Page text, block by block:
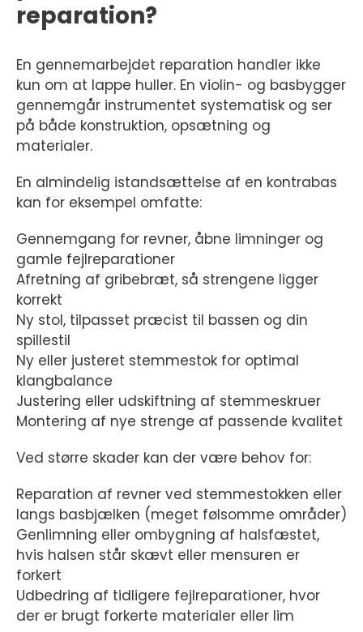
reparation?
En gennemarbejdet reparation handler ikke
kun om at lappe huller. En violin- og basbygger
gennemgår instrumentet systematisk og ser
på både konstruktion, opsætning og
materialer.
En almindelig istandsættelse af en kontrabas
kan for eksempel omfatte:
Gennemgang for revner, åbne limninger og
gamle fejlreparationer
Afretning af gribebræt, så strengene ligger
korrekt
Ny stol, tilpasset præcist til bassen og din
spillestil
Ny eller justeret stemmestok for optimal
klangbalance
Justering eller udskiftning af stemmeskruer
Montering af nye strenge af passende kvalitet
Ved større skader kan der være behov for:
Reparation af revner ved stemmestokken eller
langs basbjælken (meget følsomme områder)
Genlimning eller ombygning af halsfæstet,
hvis halsen står skævt eller mensuren er
forkert
Udbedring af tidligere fejlreparationer, hvor
der er brugt forkerte materialer eller lim